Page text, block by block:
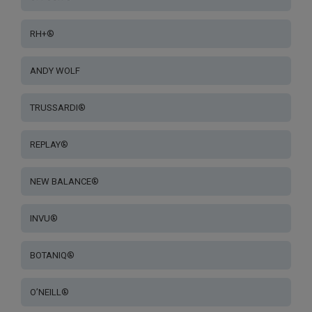
RH+®
ANDY WOLF
TRUSSARDI®
REPLAY®
NEW BALANCE®
INVU®
BOTANIQ®
O’NEILL®